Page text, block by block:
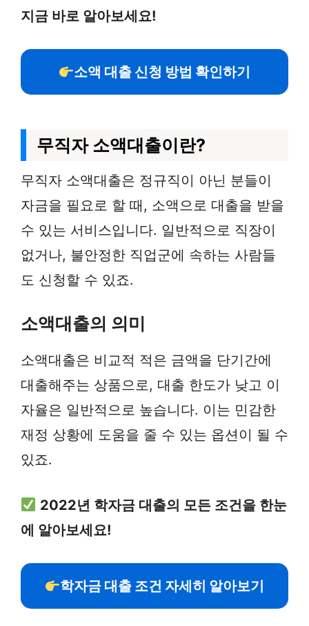
지금 바로 알아보세요!
소액 대출 신청 방법 확인하기
무직자 소액대출이란?
무직자 소액대출은 정규직이 아닌 분들이
자금을 필요로 할 때, 소액으로 대출을 받을
수 있는 서비스입니다. 일반적으로 직장이
없거나, 불안정한 직업군에 속하는 사람들
도 신청할 수 있죠.
소액대출의 의미
소액대출은 비교적 적은 금액을 단기간에
대출해주는 상품으로, 대출 한도가 낮고 이
자율은 일반적으로 높습니다. 이는 민감한
재정 상황에 도움을 줄 수 있는 옵션이 될 수
있죠.
2022년 학자금 대출의 모든 조건을 한눈
에 알아보세요!
학자금 대출 조건 자세히 알아보기